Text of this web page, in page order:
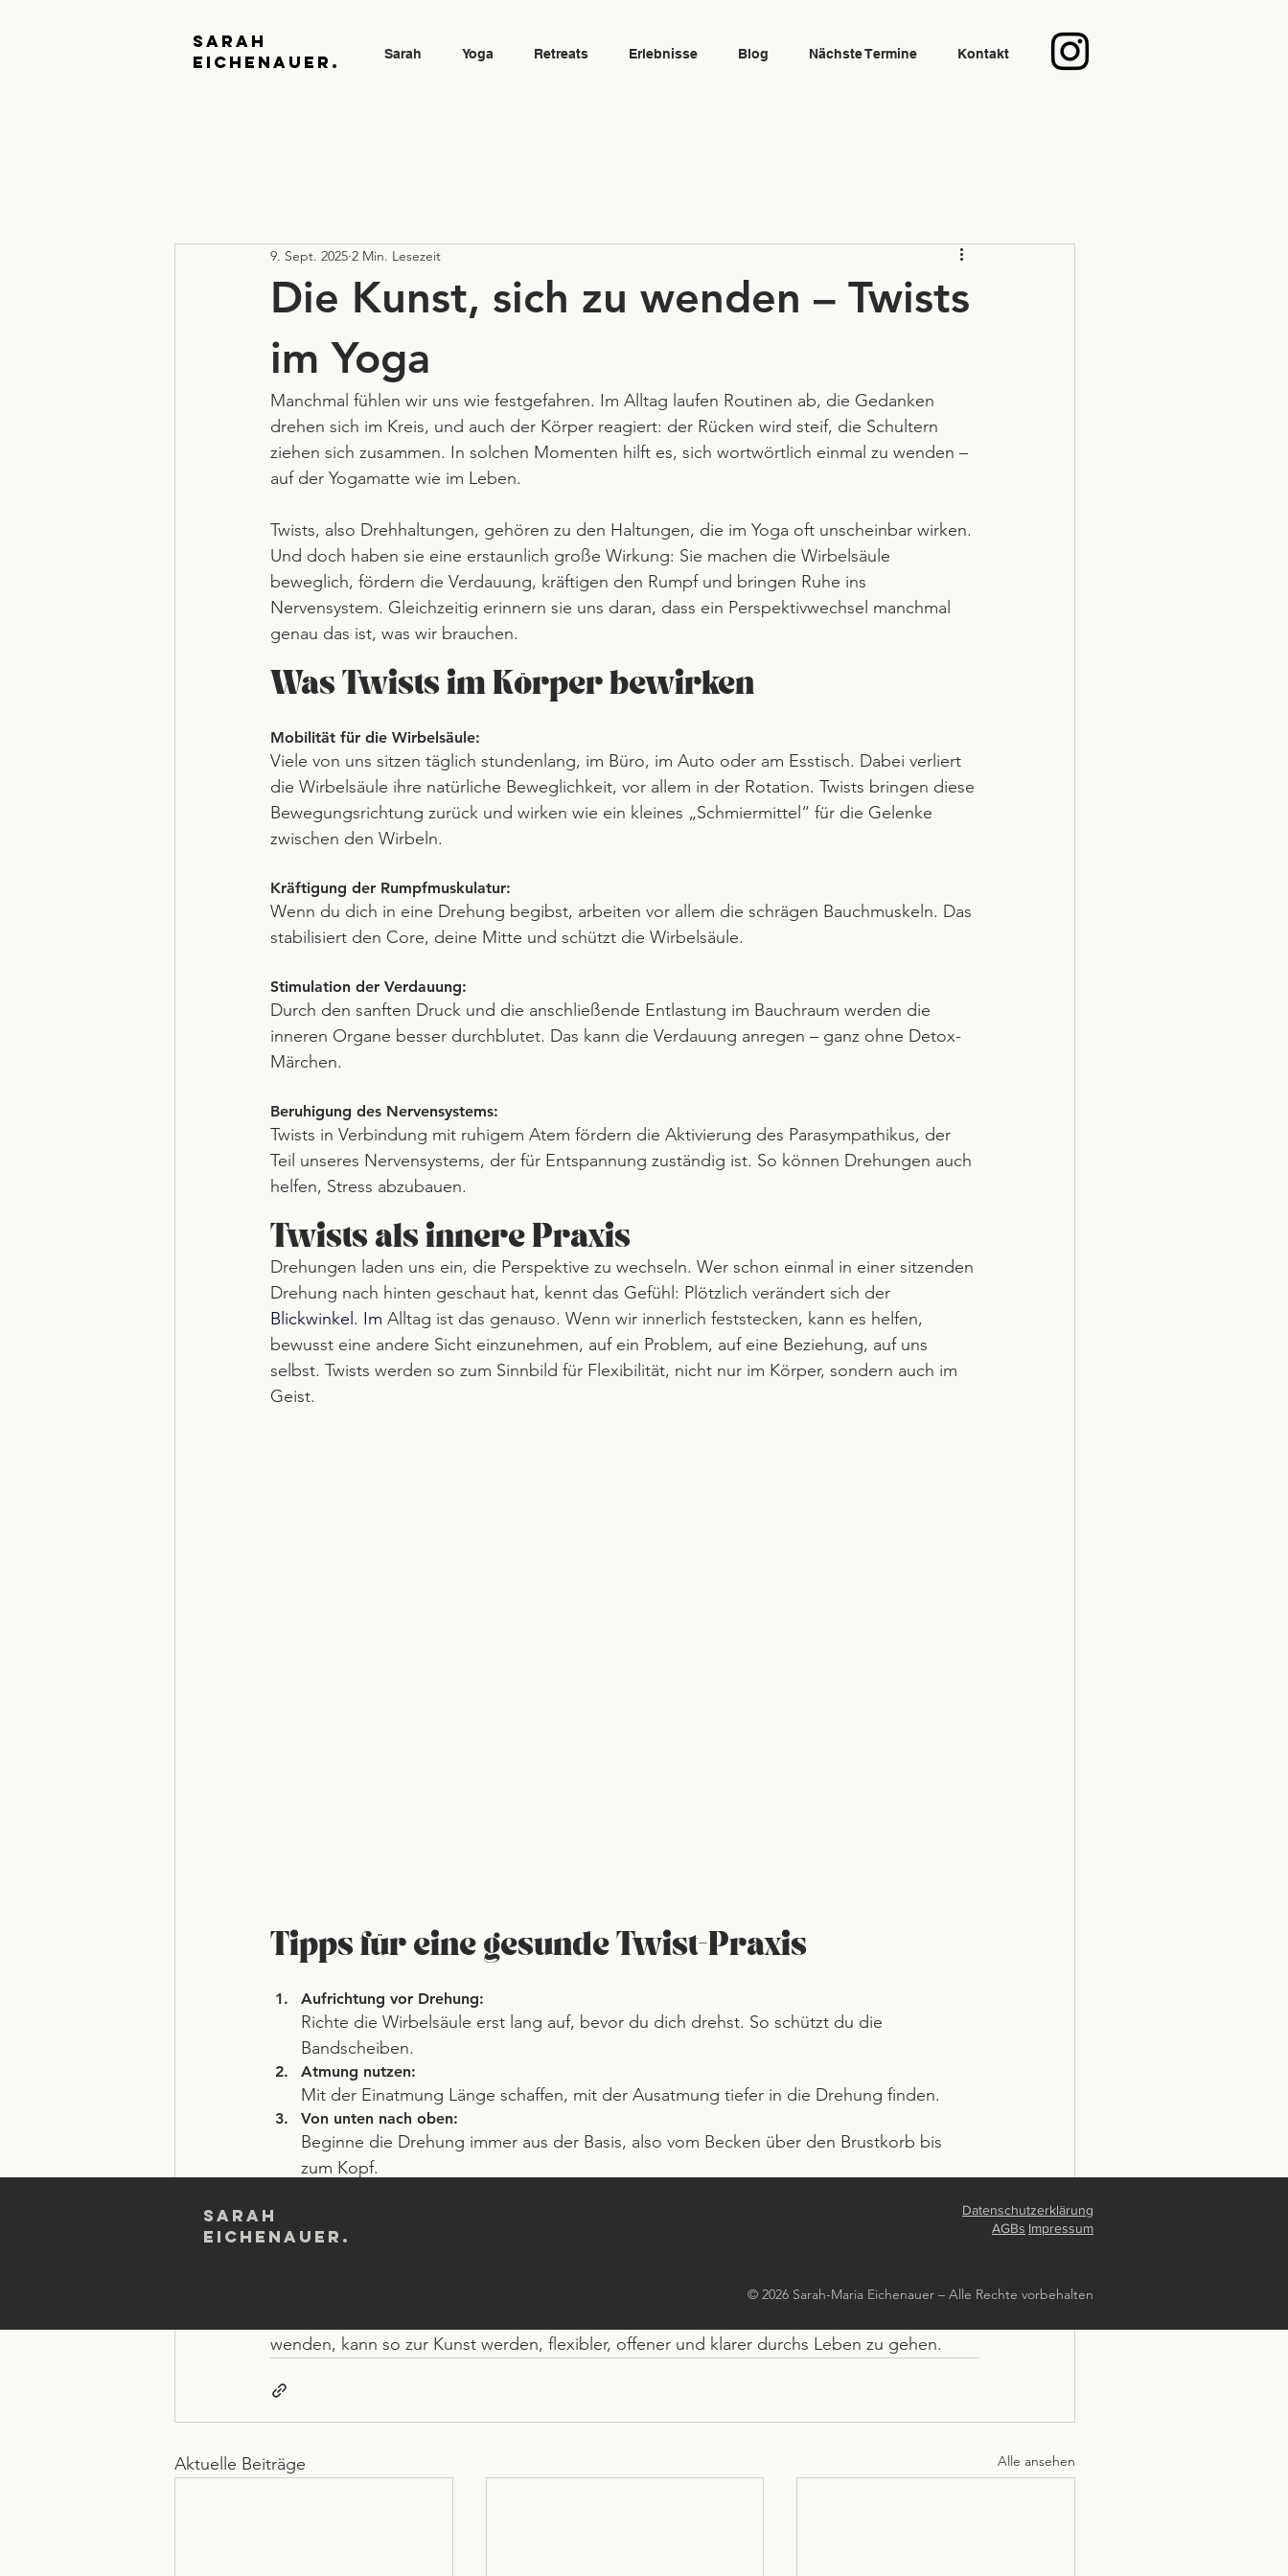
Sarah
Eichenauer.
Sarah Yoga Retreats Erlebnisse Blog Nächste Termine Kontakt
Die Kunst, sich zu wenden – Twists
im Yoga
9. Sept. 2025 2 Min. Lesezeit
Manchmal fühlen wir uns wie festgefahren. Im Alltag laufen Routinen ab, die Gedanken
drehen sich im Kreis, und auch der Körper reagiert: der Rücken wird steif, die Schultern
ziehen sich zusammen. In solchen Momenten hilft es, sich wortwörtlich einmal zu wenden –
auf der Yogamatte wie im Leben.
Twists, also Drehhaltungen, gehören zu den Haltungen, die im Yoga oft unscheinbar wirken.
Und doch haben sie eine erstaunlich große Wirkung: Sie machen die Wirbelsäule
beweglich, fördern die Verdauung, kräftigen den Rumpf und bringen Ruhe ins
Nervensystem. Gleichzeitig erinnern sie uns daran, dass ein Perspektivwechsel manchmal
genau das ist, was wir brauchen.
Was Twists im Körper bewirken
Mobilität für die Wirbelsäule:
Viele von uns sitzen täglich stundenlang, im Büro, im Auto oder am Esstisch. Dabei verliert
die Wirbelsäule ihre natürliche Beweglichkeit, vor allem in der Rotation. Twists bringen diese
Bewegungsrichtung zurück und wirken wie ein kleines „Schmiermittel“ für die Gelenke
zwischen den Wirbeln.
Kräftigung der Rumpfmuskulatur:
Wenn du dich in eine Drehung begibst, arbeiten vor allem die schrägen Bauchmuskeln. Das
stabilisiert den Core, deine Mitte und schützt die Wirbelsäule.
Stimulation der Verdauung:
Durch den sanften Druck und die anschließende Entlastung im Bauchraum werden die
inneren Organe besser durchblutet. Das kann die Verdauung anregen – ganz ohne Detox-
Märchen.
Beruhigung des Nervensystems:
Twists in Verbindung mit ruhigem Atem fördern die Aktivierung des Parasympathikus, der
Teil unseres Nervensystems, der für Entspannung zuständig ist. So können Drehungen auch
helfen, Stress abzubauen.
Twists als innere Praxis
Drehungen laden uns ein, die Perspektive zu wechseln. Wer schon einmal in einer sitzenden
Drehung nach hinten geschaut hat, kennt das Gefühl: Plötzlich verändert sich der
Blickwinkel. Im Alltag ist das genauso. Wenn wir innerlich feststecken, kann es helfen,
bewusst eine andere Sicht einzunehmen, auf ein Problem, auf eine Beziehung, auf uns
selbst. Twists werden so zum Sinnbild für Flexibilität, nicht nur im Körper, sondern auch im
Geist.
Tipps für eine gesunde Twist-Praxis
Aufrichtung vor Drehung:
Richte die Wirbelsäule erst lang auf, bevor du dich drehst. So schützt du die
Bandscheiben.
Atmung nutzen:
Mit der Einatmung Länge schaffen, mit der Ausatmung tiefer in die Drehung finden.
Von unten nach oben:
Beginne die Drehung immer aus der Basis, also vom Becken über den Brustkorb bis
zum Kopf.
sondern um bewusste Ausrichtung.
Twists schenken uns Beweglichkeit, Kraft und Ruhe. Sie erinnern uns daran, dass es sich
wenden, kann so zur Kunst werden, flexibler, offener und klarer durchs Leben zu gehen.
Aktuelle Beiträge Alle ansehen
Sarah
Eichenauer.
Datenschutzerklärung
AGBs Impressum
© 2026 Sarah-Maria Eichenauer – Alle Rechte vorbehalten